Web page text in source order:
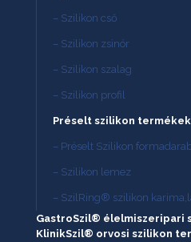
– Szilikon cső
– Szilikon zsinór
– Szilikon szalag
– Szilikon profil
Préselt szilikon
– Préselt Szilikon
– Szilikon lemez
– SzilRing® szilikon
GastroSzil® élelmiszeripari
KlinikSzil® orvosi szilikon